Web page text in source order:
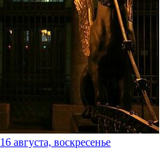
16 августа, воскресенье